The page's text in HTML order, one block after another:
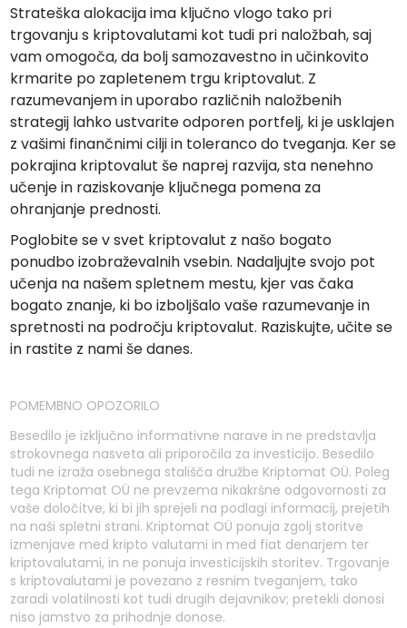
Strateška alokacija ima ključno vlogo tako pri
trgovanju s kriptovalutami kot tudi pri naložbah, saj
vam omogoča, da bolj samozavestno in učinkovito
krmarite po zapletenem trgu kriptovalut. Z
razumevanjem in uporabo različnih naložbenih
strategij lahko ustvarite odporen portfelj, ki je usklajen
z vašimi finančnimi cilji in toleranco do tveganja. Ker se
pokrajina kriptovalut še naprej razvija, sta nenehno
učenje in raziskovanje ključnega pomena za
ohranjanje prednosti.
Poglobite se v svet kriptovalut z našo bogato
ponudbo izobraževalnih vsebin. Nadaljujte svojo pot
učenja na našem spletnem mestu, kjer vas čaka
bogato znanje, ki bo izboljšalo vaše razumevanje in
spretnosti na področju kriptovalut. Raziskujte, učite se
in rastite z nami še danes.
POMEMBNO OPOZORILO
Besedilo je izključno informativne narave in ne predstavlja
strokovnega nasveta ali priporočila za investicijo. Besedilo
tudi ne izraža osebnega stališča družbe Kriptomat OÜ. Poleg
tega Kriptomat OÜ ne prevzema nikakršne odgovornosti za
vaše določitve, ki bi jih sprejeli na podlagi informacij, prejetih
na naši spletni strani. Kriptomat OÜ ponuja zgolj storitve
izmenjave med kripto valutami in med fiat denarjem ter
kriptovalutami, in ne ponuja investicijskih storitev. Trgovanje
s kriptovalutami je povezano z resnim tveganjem, tako
zaradi volatilnosti kot tudi drugih dejavnikov; pretekli donosi
niso jamstvo za prihodnje donose.